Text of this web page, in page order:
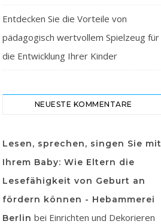
Entdecken Sie die Vorteile von
pädagogisch wertvollem Spielzeug für
die Entwicklung Ihrer Kinder
NEUESTE KOMMENTARE
Lesen, sprechen, singen Sie mit
Ihrem Baby: Wie Eltern die
Lesefähigkeit von Geburt an
fördern können - Hebammerei
Berlin bei Einrichten und Dekorieren